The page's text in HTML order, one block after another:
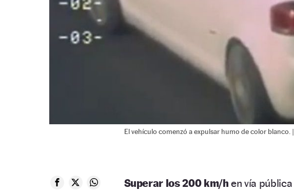
El vehículo comenzó a expulsar humo de color blanco. |
Superar los 200 km/hen vía pública